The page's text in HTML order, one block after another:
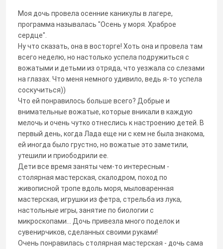
Моя дочь провела осенние каникулы в лагере,
программа называлась "Осень у моря. Храброе
сердце".
Ну что сказать, она в восторге! Хоть она и провела там
всего неделю, но настолько успела подружиться с
вожатыми и детьми из отряда, что уезжала со слезами
на глазах. Что меня немного удивило, ведь я-то успела
соскучиться))
Что ей понравилось больше всего? Добрые и
внимательные вожатые, которые вникали в каждую
мелочь и очень чутко отнеслись к настроению детей. В
первый день, когда Лада еще ни с кем не была знакома,
ей иногда было грустно, но вожатые это заметили,
утешили и приободрили ее.
Дети все время заняты чем-то интересным -
столярная мастерская, скалодром, поход по
живописной тропе вдоль моря, мыловаренная
мастерская, игрушки из фетра, стрельба из лука,
настольные игры, занятие по биологии с
микроскопами... Дочь привезла много поделок и
сувенирчиков, сделанных своими руками!
Очень понравилась столярная мастерская - дочь сама